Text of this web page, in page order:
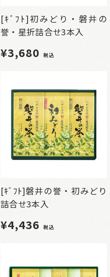
[ｷﾞﾌﾄ]初みどり・磐井の
誉・星折詰合せ3本入
¥3,680 税込
[ｷﾞﾌﾄ]磐井の誉・初みどり
詰合せ3本入
¥4,436 税込